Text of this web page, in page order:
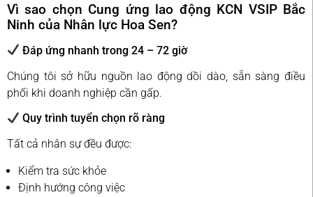
Vì sao chọn Cung ứng lao động KCN VSIP Bắc
Ninh của Nhân lực Hoa Sen?
Đáp ứng nhanh trong 24 – 72 giờ
Chúng tôi sở hữu nguồn lao động dồi dào, sẵn sàng điều
phối khi doanh nghiệp cần gấp.
Quy trình tuyển chọn rõ ràng
Tất cả nhân sự đều được:
Kiểm tra sức khỏe
Định hướng công việc